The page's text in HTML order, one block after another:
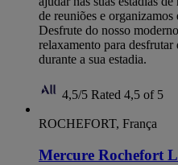
de reuniões e
Desfrute do nosso
relaxamento para
durante a sua estadia.
4,5/5 Rated 4,5 of 5
ROCHEFORT, França
Mercure Rochefort